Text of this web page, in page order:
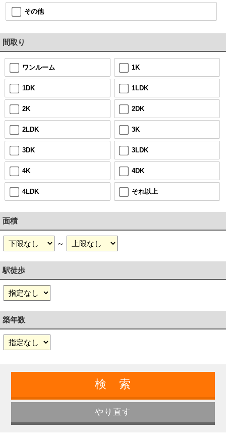
その他
間取り
ワンルーム 1K
1DK 1LDK
2K 2DK
2LDK 3K
3DK 3LDK
4K 4DK
4LDK それ以上
面積
～
駅徒歩
築年数